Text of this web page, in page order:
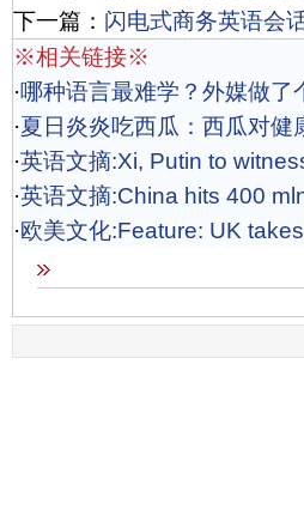
下一篇： 闪电式商务英语会
※相关链接※
·哪种语言最难学？外媒做了
·夏日炎炎吃西瓜：西瓜对健
·英语文摘:Xi, Putin to
·英语文摘:China hits 400
·欧美文化:Feature: UK